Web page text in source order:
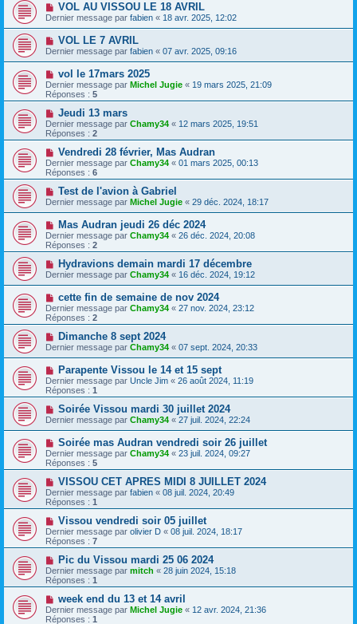
VOL AU VISSOU LE 18 AVRIL
Dernier message par fabien « 18 avr. 2025, 12:02
VOL LE 7 AVRIL
Dernier message par fabien « 07 avr. 2025, 09:16
vol le 17mars 2025
Dernier message par Michel Jugie « 19 mars 2025, 21:09
Réponses : 5
Jeudi 13 mars
Dernier message par Chamy34 « 12 mars 2025, 19:51
Réponses : 2
Vendredi 28 février, Mas Audran
Dernier message par Chamy34 « 01 mars 2025, 00:13
Réponses : 6
Test de l'avion à Gabriel
Dernier message par Michel Jugie « 29 déc. 2024, 18:17
Mas Audran jeudi 26 déc 2024
Dernier message par Chamy34 « 26 déc. 2024, 20:08
Réponses : 2
Hydravions demain mardi 17 décembre
Dernier message par Chamy34 « 16 déc. 2024, 19:12
cette fin de semaine de nov 2024
Dernier message par Chamy34 « 27 nov. 2024, 23:12
Réponses : 2
Dimanche 8 sept 2024
Dernier message par Chamy34 « 07 sept. 2024, 20:33
Parapente Vissou le 14 et 15 sept
Dernier message par Uncle Jim « 26 août 2024, 11:19
Réponses : 1
Soirée Vissou mardi 30 juillet 2024
Dernier message par Chamy34 « 27 juil. 2024, 22:24
Soirée mas Audran vendredi soir 26 juillet
Dernier message par Chamy34 « 23 juil. 2024, 09:27
Réponses : 5
VISSOU CET APRES MIDI 8 JUILLET 2024
Dernier message par fabien « 08 juil. 2024, 20:49
Réponses : 1
Vissou vendredi soir 05 juillet
Dernier message par olivier D « 08 juil. 2024, 18:17
Réponses : 7
Pic du Vissou mardi 25 06 2024
Dernier message par mitch « 28 juin 2024, 15:18
Réponses : 1
week end du 13 et 14 avril
Dernier message par Michel Jugie « 12 avr. 2024, 21:36
Réponses : 1